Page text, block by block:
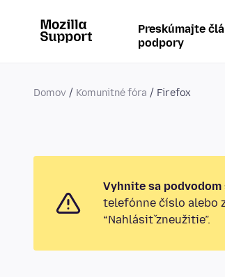
Preskúmajte
podpory
Domov Komunitné fóra Firefox
Vyhnite sa podvodom
telefónne číslo alebo
“Nahlásiť zneužitie”.